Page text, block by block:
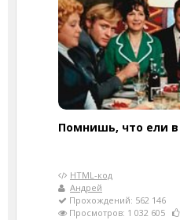
Помнишь, что ели
HTML-код
Андрей
Прохождений: 562 146
Просмотров: 1 032 605